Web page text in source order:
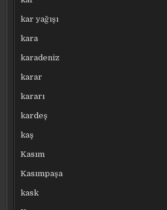
kar yağışı
kara
karadeniz
karar
kararı
kardeş
kaş
Kasım
Kasımpaşa
kask